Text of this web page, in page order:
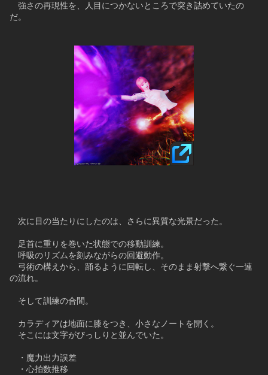
強さの再現性を、人目につかないところで突き詰めていたの
だ。
次に目の当たりにしたのは、さらに異質な光景だった。
足首に重りを巻いた状態での移動訓練。
呼吸のリズムを刻みながらの回避動作。
弓術の構えから、踊るように回転し、そのまま射撃へ繋ぐ一連
の流れ。
そして訓練の合間。
カラディアは地面に膝をつき、小さなノートを開く。
そこには文字がびっしりと並んでいた。
・魔力出力誤差
・心拍数推移